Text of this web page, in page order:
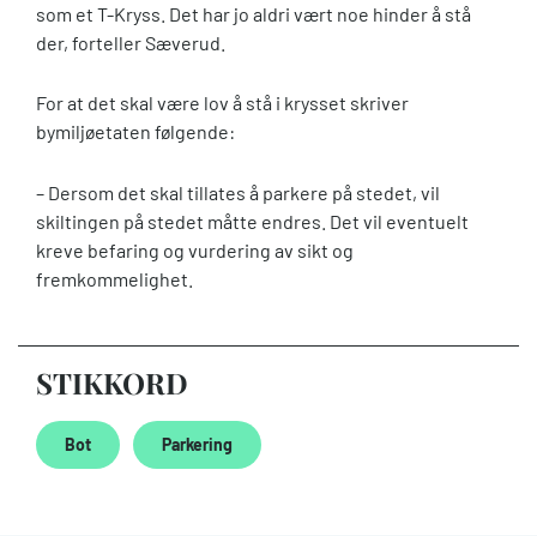
som et T-Kryss. Det har jo aldri vært noe hinder å stå
der, forteller Sæverud.
For at det skal være lov å stå i krysset skriver
bymiljøetaten følgende:
– Dersom det skal tillates å parkere på stedet, vil
skiltingen på stedet måtte endres. Det vil eventuelt
kreve befaring og vurdering av sikt og
fremkommelighet.
STIKKORD
Bot Parkering